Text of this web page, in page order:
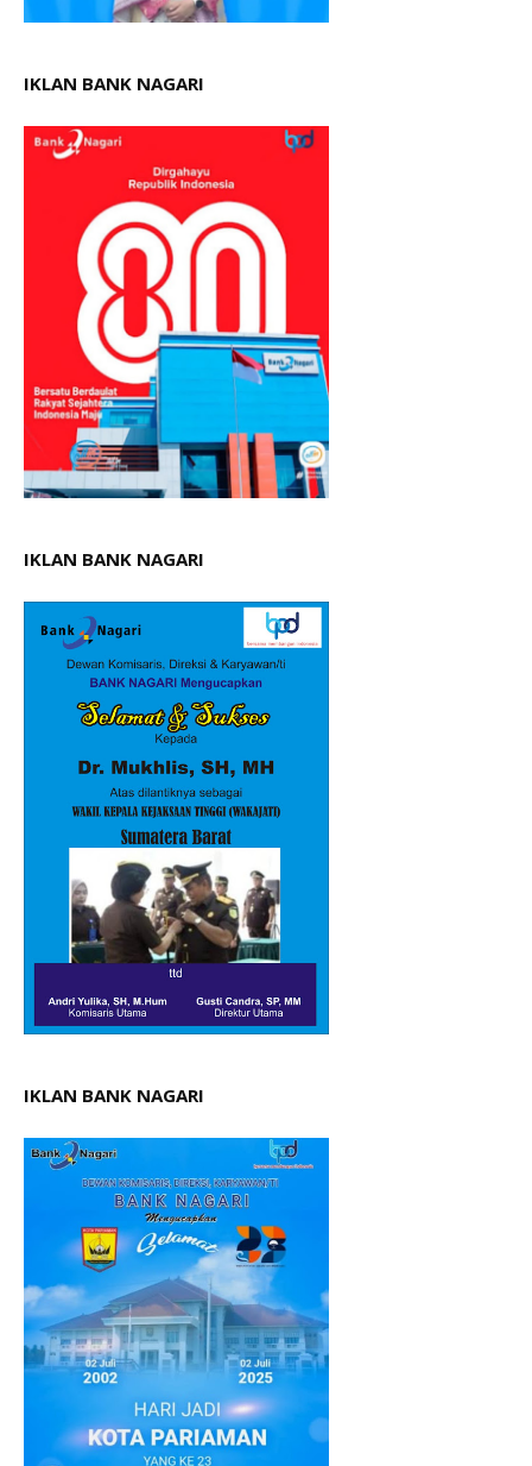
IKLAN BANK NAGARI
IKLAN BANK NAGARI
IKLAN BANK NAGARI